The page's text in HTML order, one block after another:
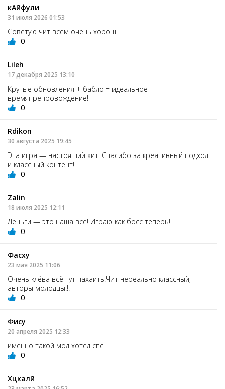
кАйфули
31 июля 2026 01:53
Советую чит всем очень хорош
0
Lileh
17 декабря 2025 13:10
Крутые обновления + бабло = идеальное
времяпрепровождение!
0
Rdikon
30 августа 2025 19:45
Эта игра — настоящий хит! Спасибо за креативный подход
и классный контент!
0
Zalin
18 июля 2025 12:11
Деньги — это наша всё! Играю как босс теперь!
0
Фасху
23 мая 2025 11:06
Очень клёва всё тут пахаить!Чит нереально классный,
авторы молодцы!!!
0
Фису
20 апреля 2025 12:33
именно такой мод хотел спс
0
Хцкалй